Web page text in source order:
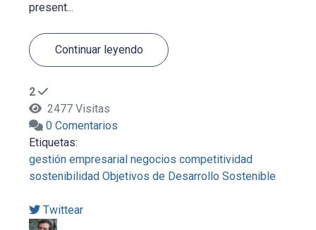
present...
Continuar leyendo
2
2477 Visitas
0 Comentarios
Etiquetas:
gestión empresarial negocios competitividad
sostenibilidad Objetivos de Desarrollo Sostenible
Twittear